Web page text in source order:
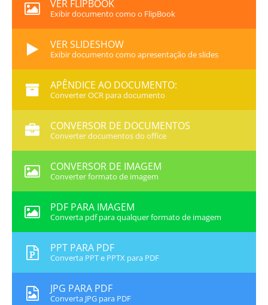
VER FLIPBOOK
Exibir documento como o FlipBook
VER SLIDESHOW
Exibir documento como apresentação de slides
APÊNDICE AO DOCUMENTO:
Converter OCR para documento
CONVERSOR DE DOCUMENTOS
Converter documentos do office
CONVERSOR DE IMAGEM
Converter formato de imagem
PDF PARA IMAGEM
Converta pdf para qualquer formato de imagem
PPT PARA PDF
Converta PPT e PPTX para PDF
JPG PARA PDF
Converta JPG para PDF